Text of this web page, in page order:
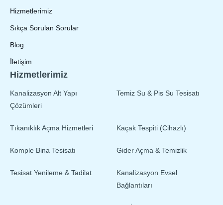
Hizmetlerimiz
Sıkça Sorulan Sorular
Blog
İletişim
Hizmetlerimiz
Kanalizasyon Alt Yapı
Çözümleri
Temiz Su & Pis Su Tesisatı
Tıkanıklık Açma Hizmetleri Kaçak Tespiti (Cihazlı)
Komple Bina Tesisatı Gider Açma & Temizlik
Tesisat Yenileme & Tadilat
Kanalizasyon Evsel
Bağlantıları